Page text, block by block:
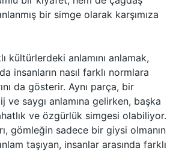
bir simge olarak karşımıza
kültürlerdeki anlamını anlamak,
insanların nasıl farklı normlara
da gösterir. Aynı parça, bir
ve saygı anlamına gelirken, başka
ve özgürlük simgesi olabiliyor.
gömleğin sadece bir giysi olmanın
taşıyan, insanlar arasında farklı